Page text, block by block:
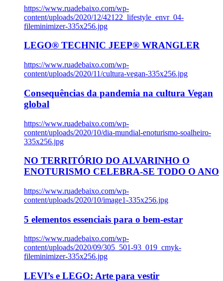
https://www.ruadebaixo.com/wp-
content/uploads/2020/12/42122_lifestyle_envr_04-
fileminimizer-335x256.jpg
LEGO® TECHNIC JEEP® WRANGLER
https://www.ruadebaixo.com/wp-
content/uploads/2020/11/cultura-vegan-335x256.jpg
Consequências da pandemia na cultura Vegan
global
https://www.ruadebaixo.com/wp-
content/uploads/2020/10/dia-mundial-enoturismo-soalheiro-
335x256.jpg
NO TERRITÓRIO DO ALVARINHO O
ENOTURISMO CELEBRA-SE TODO O ANO
https://www.ruadebaixo.com/wp-
content/uploads/2020/10/image1-335x256.jpg
5 elementos essenciais para o bem-estar
https://www.ruadebaixo.com/wp-
content/uploads/2020/09/305_501-93_019_cmyk-
fileminimizer-335x256.jpg
LEVI’s e LEGO: Arte para vestir